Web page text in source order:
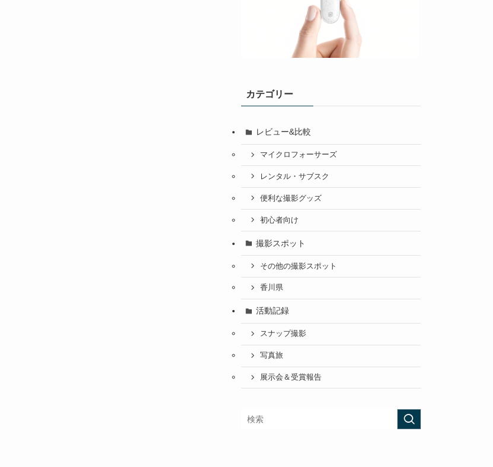
カテゴリー
レビュー&比較
マイクロフォーサーズ
レンタル・サブスク
便利な撮影グッズ
初心者向け
撮影スポット
その他の撮影スポット
香川県
活動記録
スナップ撮影
写真旅
展示会＆受賞報告